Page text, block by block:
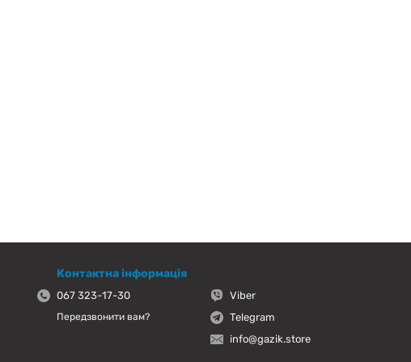
Контактна інформація
067 323-17-30
Передзвонити вам?
Viber
Telegram
info@gazik.store